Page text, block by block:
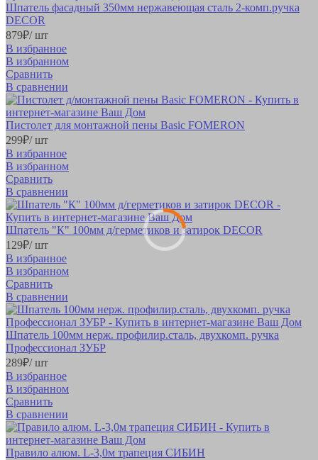
Шпатель фасадный 350мм нержавеющая сталь 2-комп.ручка
DECOR
879₽/ шт
В избранное
В избранном
Сравнить
В сравнении
Пистолет для монтажной пены Basic FOMERON
299₽/ шт
В избранное
В избранном
Сравнить
В сравнении
Шпатель "К" 100мм д/герметиков и затирок DECOR
129₽/ шт
В избранное
В избранном
Сравнить
В сравнении
Шпатель 100мм нерж. профилир.сталь, двухкомп. ручка
Профессионал ЗУБР
289₽/ шт
В избранное
В избранном
Сравнить
В сравнении
Правило алюм. L-3,0м трапеция СИБИН